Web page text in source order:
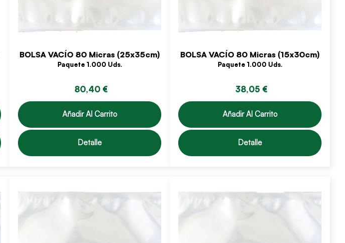
BOLSA VACÍO 80 Micras (25x35cm)
Paquete 1.000 Uds.
80,40 €
Añadir Al Carrito
Detalle
BOLSA VACÍO 80 Micras (15x30cm)
Paquete 1.000 Uds.
38,05 €
Añadir Al Carrito
Detalle